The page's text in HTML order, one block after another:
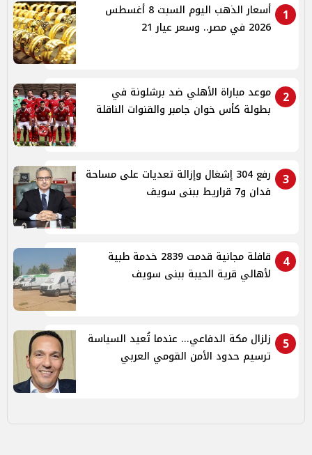
1
أسعار الذهب اليوم السبت 8 أغسطس
2026 في مصر.. وسعر عيار 21
2
موعد مباراة الأهلي ضد برشلونة في
بطولة كأس خوان جامبر والقنوات الناقلة
3
رفع 304 إشغال وإزالة تعديات على مساحة
فدان و7 قراريط ببنى سويف
4
قافلة مجانية قدمت 2839 خدمة طبية
لأهالي قرية الحيبة ببنى سويف
5
زلزال مكة الدفاعي... عندما تُعيد السياسة
ترسيم حدود الأمن القومي العربي